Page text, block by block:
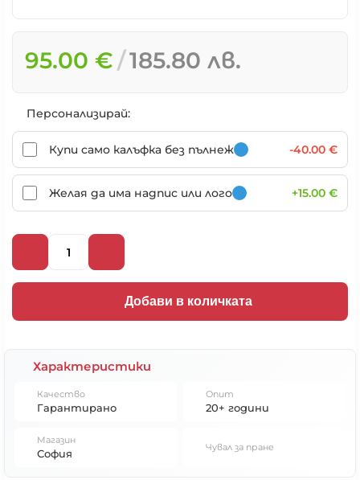
95.00 € 185.80 лв.
Персонализирай:
Купи само калъфка без пълнеж -40.00 €
Желая да има надпис или лого +15.00 €
Добави в количката
Характеристики
Качество
Гарантирано
Опит
20+ години
Магазин
София Чувал за пране